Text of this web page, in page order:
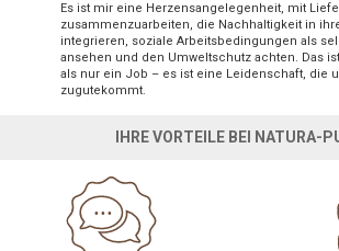
Es ist mir eine Herzensangelegenheit, mit
zusammenzuarbeiten, die Nachhaltigkeit in
integrieren, soziale Arbeitsbedingungen als
ansehen und den Umweltschutz achten. Das
als nur ein Job – es ist eine Leidenschaft, die
zugutekommt.
IHRE VORTEILE BEI NATURA-